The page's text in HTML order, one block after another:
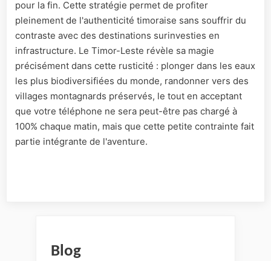
pour la fin. Cette stratégie permet de profiter
pleinement de l'authenticité timoraise sans souffrir du
contraste avec des destinations surinvesties en
infrastructure. Le Timor-Leste révèle sa magie
précisément dans cette rusticité : plonger dans les eaux
les plus biodiversifiées du monde, randonner vers des
villages montagnards préservés, le tout en acceptant
que votre téléphone ne sera peut-être pas chargé à
100% chaque matin, mais que cette petite contrainte fait
partie intégrante de l'aventure.
Blog